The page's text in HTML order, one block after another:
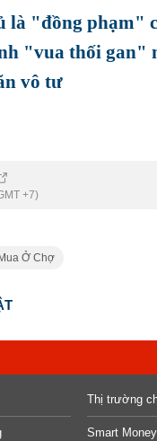
là "đồng phạm"
"vua thối gan"
vô tư
+7)
Ở Chợ
Thị trường
Smart Money